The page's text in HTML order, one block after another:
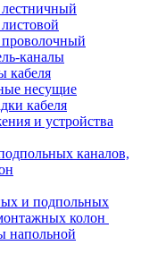
каналы
кабеля
несущие
кабеля
и устройства
каналов,
и подпольных
колон
напольной